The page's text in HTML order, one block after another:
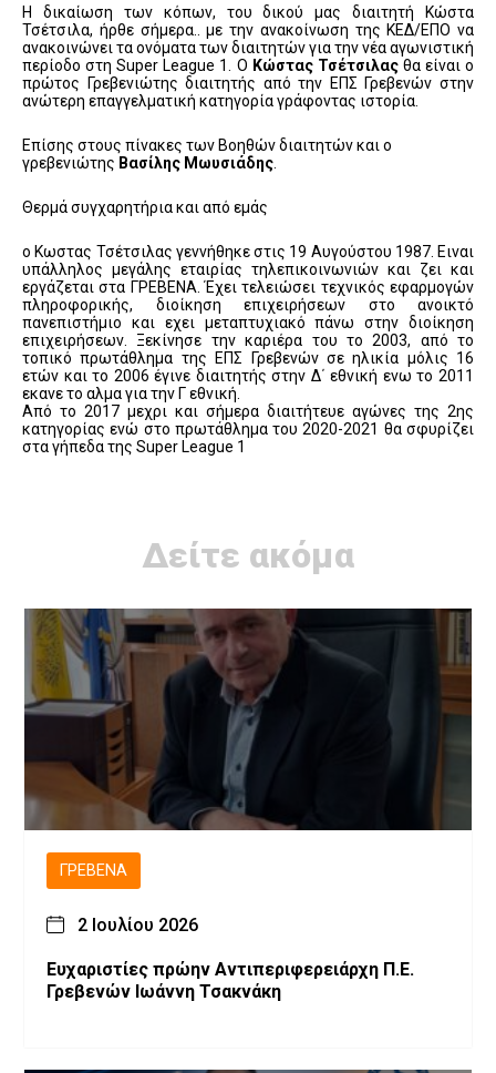
Η δικαίωση των κόπων, του δικού μας διαιτητή Κώστα
Τσέτσιλα, ήρθε σήμερα.. με την ανακοίνωση της ΚΕΔ/ΕΠΟ να
ανακοινώνει τα ονόματα των διαιτητών για την νέα αγωνιστική
περίοδο στη Super League 1. Ο Κώστας Τσέτσιλαςθα είναι ο
πρώτος Γρεβενιώτης διαιτητής από την ΕΠΣ Γρεβενών στην
ανώτερη επαγγελματική κατηγορία γράφοντας ιστορία.
Επίσης στους πίνακες των Βοηθών διαιτητών και ο
γρεβενιώτης Βασίλης Μωυσιάδης
Θερμά συγχαρητήρια και από εμάς
ο Κωστας Τσέτσιλας γεννήθηκε στις 19 Αυγούστου 1987. Ειναι
υπάλληλος μεγάλης εταιρίας τηλεπικοινωνιών και ζει και
εργάζεται στα ΓΡΕΒΕΝΑ. Έχει τελειώσει τεχνικός εφαρμογών
πληροφορικής, διοίκηση επιχειρήσεων στο ανοικτό
πανεπιστήμιο και εχει μεταπτυχιακό πάνω στην διοίκηση
επιχειρήσεων. Ξεκίνησε την καριέρα του το 2003, από το
τοπικό πρωτάθλημα της ΕΠΣ Γρεβενών σε ηλικία μόλις 16
ετών και το 2006 έγινε διαιτητής στην Δ΄ εθνική ενω το 2011
εκανε το αλμα για την Γ εθνική.
Από το 2017 μεχρι και σήμερα διαιτήτευε αγώνες της 2ης
κατηγορίας ενώ στο πρωτάθλημα του 2020-2021 θα σφυρίζει
στα γήπεδα της Super League 1
Δείτε ακόμα
ΓΡΕΒΕΝΆ
2 Ιουλίου 2026
Ευχαριστίες πρώην Αντιπεριφερειάρχη Π.Ε.
Γρεβενών Ιωάννη Τσακνάκη